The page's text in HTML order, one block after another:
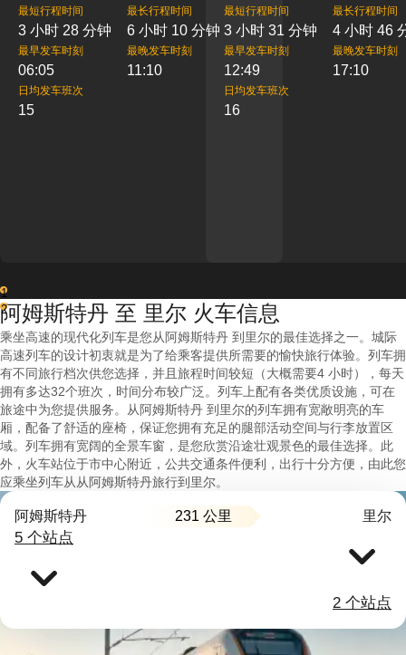
最短行程时间
3 小时 28 分钟
最长行程时间
6 小时 10 分钟
最早发车时刻
06:05
最晚发车时刻
11:10
日均发车班次
15
最短行程时间
3 小时 31 分钟
最长行程时间
4 小时 46
最早发车时刻
12:49
最晚发车时刻
17:10
日均发车班次
16
1
2
阿姆斯特丹 至 里尔 火车信息
乘坐高速的现代化列车是您从阿姆斯特丹 到里尔的最佳选择之一。城际
高速列车的设计初衷就是为了给乘客提供所需要的愉快旅行体验。列车拥
有不同旅行档次供您选择，并且旅程时间较短（大概需要4 小时），每天
拥有多达32个班次，时间分布较广泛。列车上配有各类优质设施，可在
旅途中为您提供服务。从阿姆斯特丹 到里尔的列车拥有宽敞明亮的车
厢，配备了舒适的座椅，保证您拥有充足的腿部活动空间与行李放置区
域。列车拥有宽阔的全景车窗，是您欣赏沿途壮观景色的最佳选择。此
外，火车站位于市中心附近，公共交通条件便利，出行十分方便，由此您
应乘坐列车从从阿姆斯特丹旅行到里尔。
阿姆斯特丹 231 公里 里尔
5 个站点
2 个站点